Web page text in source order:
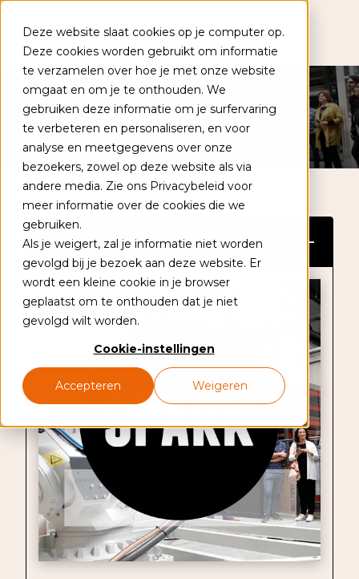
Deze website slaat cookies op je computer op.
Deze cookies worden gebruikt om informatie
te verzamelen over hoe je met onze website
omgaat en om je te onthouden. We
gebruiken deze informatie om je surfervaring
te verbeteren en personaliseren, en voor
analyse en meetgegevens over onze
bezoekers, zowel op deze website als via
andere media. Zie ons Privacybeleid voor
meer informatie over de cookies die we
gebruiken.
Als je weigert, zal je informatie niet worden
gevolgd bij je bezoek aan deze website. Er
wordt een kleine cookie in je browser
geplaatst om te onthouden dat je niet
gevolgd wilt worden.
Cookie-instellingen
Accepteren Weigeren
Populaire onderwerpen
Academies
Kennisbank
Leertrajecten
+31 (0) 79 353 14 05
Kalender
Contact
SPARK
Over deze academie